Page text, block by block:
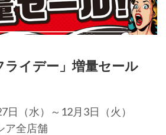
ライデー」増量セール
日（水）～12月3日（火）
ア全店舗